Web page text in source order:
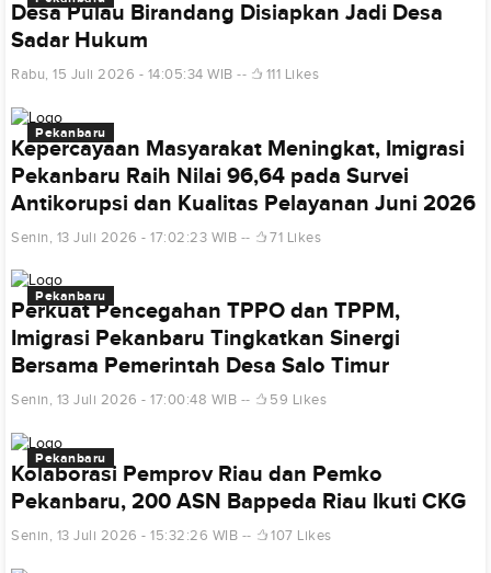
Desa Pulau Birandang Disiapkan Jadi Desa
Sadar Hukum
Rabu, 15 Juli 2026 - 14:05:34 WIB 111 Likes
Pekanbaru
Kepercayaan Masyarakat Meningkat, Imigrasi
Pekanbaru Raih Nilai 96,64 pada Survei
Antikorupsi dan Kualitas Pelayanan Juni 2026
Senin, 13 Juli 2026 - 17:02:23 WIB 71 Likes
Pekanbaru
Perkuat Pencegahan TPPO dan TPPM,
Imigrasi Pekanbaru Tingkatkan Sinergi
Bersama Pemerintah Desa Salo Timur
Senin, 13 Juli 2026 - 17:00:48 WIB 59 Likes
Pekanbaru
Kolaborasi Pemprov Riau dan Pemko
Pekanbaru, 200 ASN Bappeda Riau Ikuti CKG
Senin, 13 Juli 2026 - 15:32:26 WIB 107 Likes